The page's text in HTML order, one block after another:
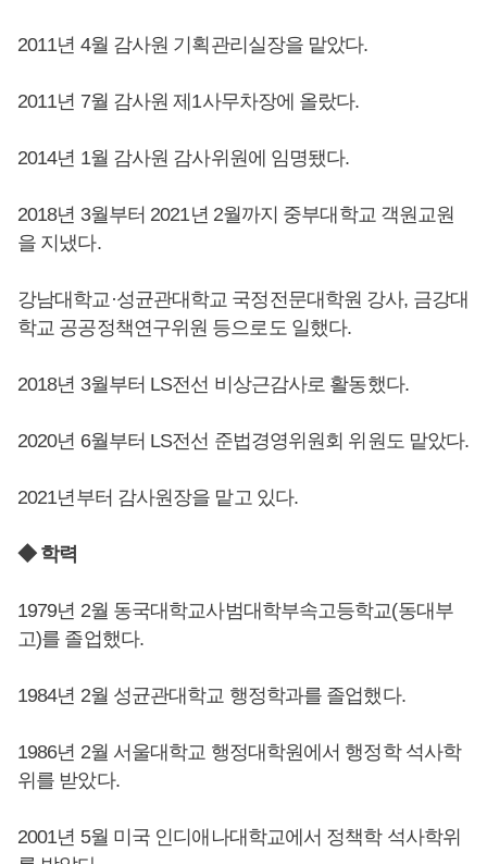
2011년 4월 감사원 기획관리실장을 맡았다.
2011년 7월 감사원 제1사무차장에 올랐다.
2014년 1월 감사원 감사위원에 임명됐다.
2018년 3월부터 2021년 2월까지 중부대학교 객원교원
을 지냈다.
강남대학교·성균관대학교 국정전문대학원 강사, 금강대
학교 공공정책연구위원 등으로도 일했다.
2018년 3월부터 LS전선 비상근감사로 활동했다.
2020년 6월부터 LS전선 준법경영위원회 위원도 맡았다.
2021년부터 감사원장을 맡고 있다.
◆ 학력
1979년 2월 동국대학교사범대학부속고등학교(동대부
고)를 졸업했다.
1984년 2월 성균관대학교 행정학과를 졸업했다.
1986년 2월 서울대학교 행정대학원에서 행정학 석사학
위를 받았다.
2001년 5월 미국 인디애나대학교에서 정책학 석사학위